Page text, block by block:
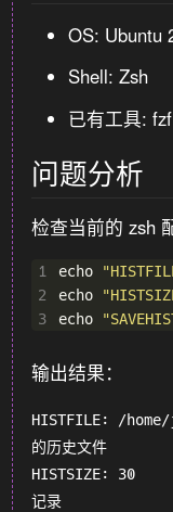
OS: Ubuntu
Shell: Zsh
已有工具:
问题分析
检查当前的 zsh
1 echo
2
echo
3
echo
输出结果：
HISTFILE: /
的历史文件
HISTSIZE: 30
记录